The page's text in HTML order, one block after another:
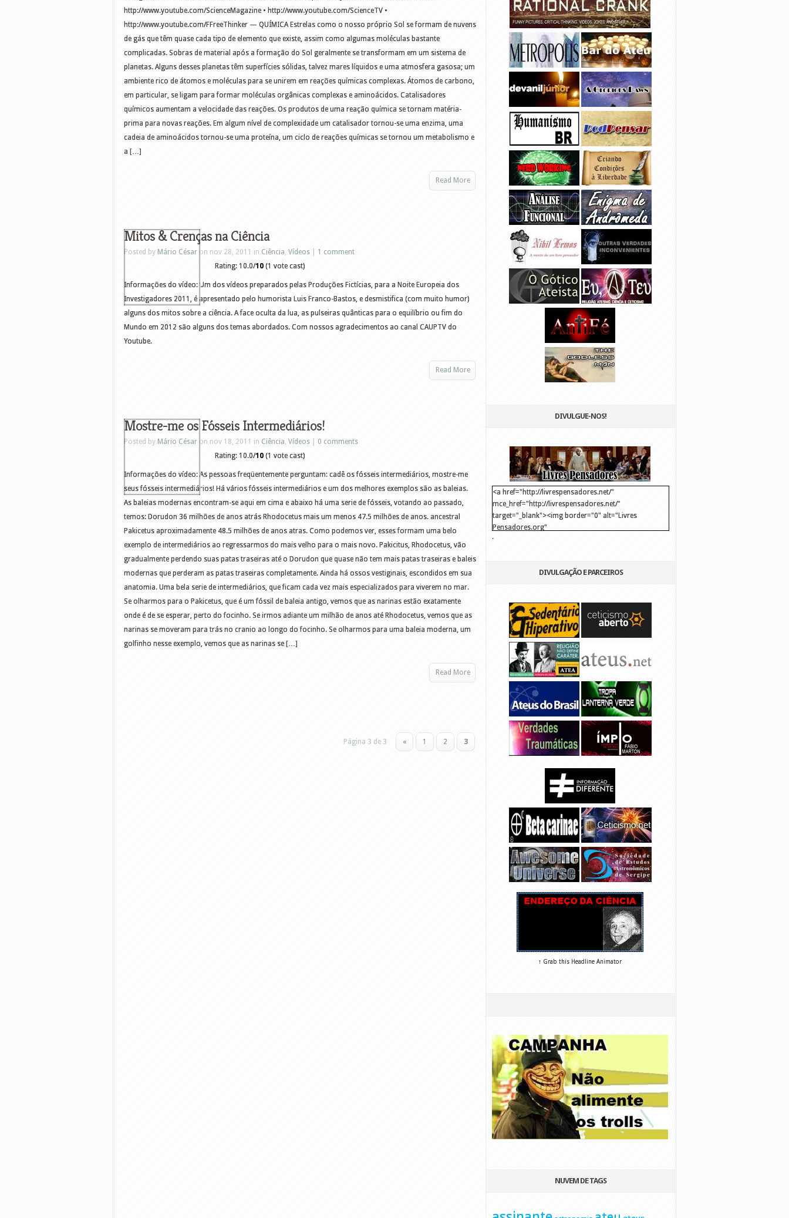
http://www.youtube.com/ScienceMagazine • http://www.youtube.com/ScienceTV •
http://www.youtube.com/FFreeThinker — QUÍMICA Estrelas como o nosso próprio Sol se formam de nuvens
de gás que têm quase cada tipo de elemento que existe, assim como algumas moléculas bastante
complicadas. Sobras de material após a formação do Sol geralmente se transformam em um sistema de
planetas. Alguns desses planetas têm superfícies sólidas, talvez mares líquidos e uma atmosfera gasosa; um
ambiente rico de átomos e moléculas para se unirem em reações químicas complexas. Átomos de carbono,
em particular, se ligam para formar moléculas orgânicas complexas e aminoácidos. Catalisadores
químicos aumentam a velocidade das reações. Os produtos de uma reação química se tornam matéria-
prima para novas reações. Em algum nível de complexidade um catalisador tornou-se uma enzima, uma
cadeia de aminoácidos tornou-se uma proteína, um ciclo de reações químicas se tornou um metabolismo e
a […]
Read More
Mitos & Crenças na Ciência
Posted by Mário César on nov 28, 2011 in Ciência, Vídeos
1 comment
Rating: 10.0/10 (1 vote cast)
Informações do vídeo: Um dos vídeos preparados pelas Produções Fictícias, para a Noite Europeia dos
Investigadores 2011, é apresentado pelo humorista Luis Franco-Bastos, e desmistifica (com muito humor)
alguns dos mitos sobre a ciência. A face oculta da lua, as pulseiras quânticas para o equilíbrio ou fim do
Mundo em 2012 são alguns dos temas abordados. Com nossos agradecimentos ao canal CAUPTV do
Youtube.
Read More
Mostre-me os Fósseis Intermediários!
Posted by Mário César on nov 18, 2011 in Ciência, Vídeos
0 comments
Rating: 10.0/10 (1 vote cast)
Informações do vídeo: As pessoas freqüentemente perguntam: cadê os fósseis intermediários, mostre-me
seus fósseis intermediários! Há vários fósseis intermediários e um dos melhores exemplos são as baleias.
As baleias modernas encontram-se aqui em cima e abaixo há uma serie de fósseis, votando ao passado,
temos: Dorudon 36 milhões de anos atrás Rhodocetus mais um menos 47.5 milhões de anos. ancestral
Pakicetus aproximadamente 48.5 milhões de anos atras. Como podemos ver, esses formam uma belo
exemplo de intermediários ao regressarmos do mais velho para o mais novo. Pakicitus, Rhodocetus, vão
gradualmente perdendo suas patas traseiras até o Dorudon que quase não tem mais patas traseiras e baleis
modernas que perderam as patas traseiras completamente. Ainda há ossos vestiginais, escondidos em sua
anatomia. Uma bela serie de intermediários, que ficam cada vez mais especializados para viverem no mar.
Se olharmos para o Pakicetus, que é um fóssil de baleia antigo, vemos que as narinas estão exatamente
onde é de se esperar, perto do focinho. Se irmos adiante um milhão de anos até Rhodocetus, vemos que as
narinas se moveram para trás no cranio ao longo do focinho. Se olharmos para uma baleia moderna, um
golfinho nesse exemplo, vemos que as narinas se […]
Read More
Página 3 de 3 « 1 2 3
DIVULGUE-NOS!
<a href="http://livrespensadores.net/"
mce_href="http://livrespensadores.net/"
target="_blank"><img border="0" alt="Livres
Pensadores.org"
src="http://lh6.ggpht.com/_25pDjsdjolQ/TNSgK1CylTI/AAAAAAAAAFk/u8d6kvYMhVc/
.
DIVULGAÇÃO E PARCEIROS
↑ Grab this Headline Animator
NUVEM DE TAGS